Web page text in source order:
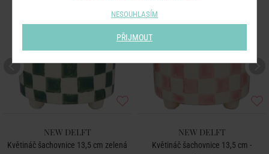
NEW DELFT
Květináč šachovnice 13,5 cm zelená
NEW DELFT
Květináč šachovnice 13,5 cm -
NESOUHLASÍM
PŘIJMOUT